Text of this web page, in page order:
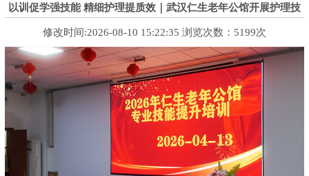
以训促学强技能 精细护理提质效｜武汉仁生老年公馆开展护理技
能专项培训
修改时间:2026-08-10 15:22:35 浏览次数：5199次